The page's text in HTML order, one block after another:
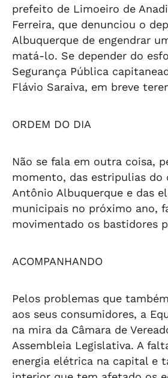
prefeito de Limoeiro de
Ferreira, que denunciou o
Albuquerque de engendrar
matá-lo. Se depender do
Segurança Pública
Flávio Saraiva, em breve
ORDEM DO DIA
Não se fala em outra coisa,
momento, das estripulias do
Antônio Albuquerque e das
municipais no próximo ano,
movimentado os bastidores
ACOMPANHANDO
Pelos problemas que
aos seus consumidores, a
na mira da Câmara de
Assembleia Legislativa. A
energia elétrica na capital e